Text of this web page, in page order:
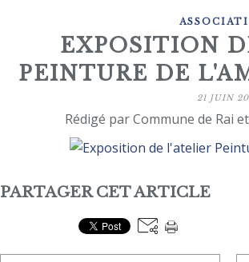
EXPOSITION
PEINTURE DE
21 JUIN
Rédigé par Commune de Rai
PARTAGER CET ARTICLE